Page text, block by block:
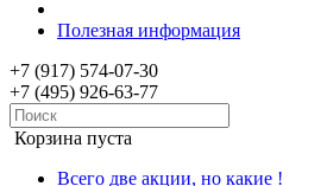
Полезная информация
+7 (917) 574-07-30
+7 (495) 926-63-77
Корзина пуста
Всего две акции, но какие !